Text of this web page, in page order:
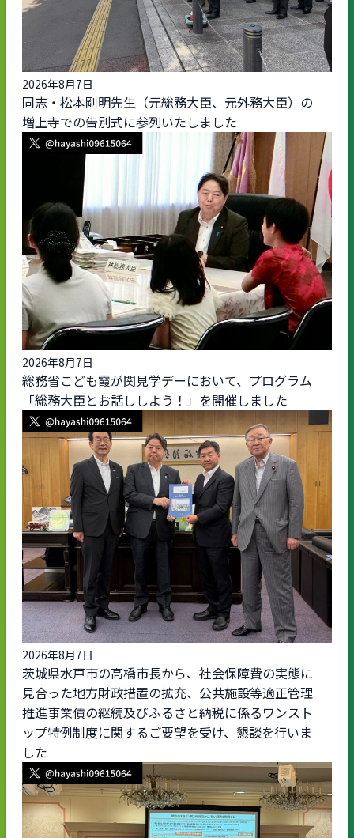
2026年8月7日
同志・松本剛明先生（元総務大臣、元外務大臣）の
増上寺での告別式に参列いたしました
2026年8月7日
総務省こども霞が関見学デーにおいて、プログラム
「総務大臣とお話ししよう！」を開催しました
2026年8月7日
茨城県水戸市の高橋市長から、社会保障費の実態に
見合った地方財政措置の拡充、公共施設等適正管理
推進事業債の継続及びふるさと納税に係るワンスト
ップ特例制度に関するご要望を受け、懇談を行いま
した